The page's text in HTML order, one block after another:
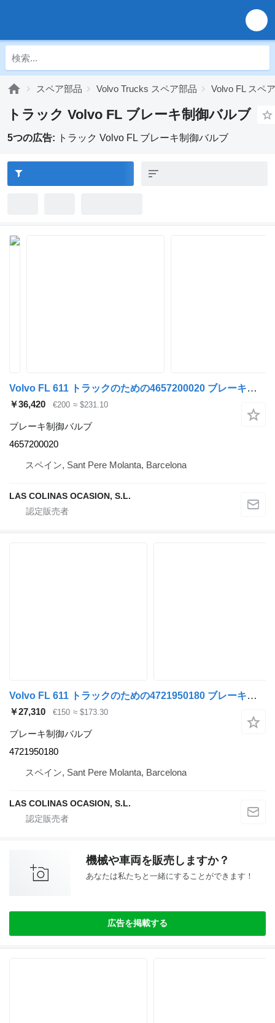
スペア部品 Volvo Trucks スペア部品 Volvo FL スペ
トラック Volvo FL ブレーキ制御バルブ
5つの広告: トラック Volvo FL ブレーキ制御バルブ
Volvo FL 611 トラックのための4657200020 ブレーキ制御バルブ
￥36,420 €200 ≈ $231.10
ブレーキ制御バルブ
4657200020
スペイン, Sant Pere Molanta, Barcelona
LAS COLINAS OCASION, S.L.
Volvo FL 611 トラックのための4721950180 ブレーキ制御バルブ
￥27,310 €150 ≈ $173.30
ブレーキ制御バルブ
4721950180
スペイン, Sant Pere Molanta, Barcelona
LAS COLINAS OCASION, S.L.
機械や車両を販売しますか？
あなたは私たちと一緒にすることができます！
広告を掲載する